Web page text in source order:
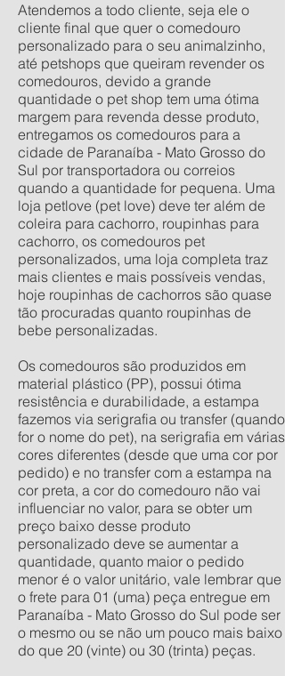
Atendemos a todo cliente, seja ele o
cliente final que quer o comedouro
personalizado para o seu animalzinho,
até petshops que queiram revender os
comedouros, devido a grande
quantidade o pet shop tem uma ótima
margem para revenda desse produto,
entregamos os comedouros para a
cidade de Paranaíba - Mato Grosso do
Sul por transportadora ou correios
quando a quantidade for pequena. Uma
loja petlove (pet love) deve ter além de
coleira para cachorro, roupinhas para
cachorro, os comedouros pet
personalizados, uma loja completa traz
mais clientes e mais possíveis vendas,
hoje roupinhas de cachorros são quase
tão procuradas quanto roupinhas de
bebe personalizadas.
Os comedouros são produzidos em
material plástico (PP), possui ótima
resistência e durabilidade, a estampa
fazemos via serigrafia ou transfer (quando
for o nome do pet), na serigrafia em várias
cores diferentes (desde que uma cor por
pedido) e no transfer com a estampa na
cor preta, a cor do comedouro não vai
influenciar no valor, para se obter um
preço baixo desse produto
personalizado deve se aumentar a
quantidade, quanto maior o pedido
menor é o valor unitário, vale lembrar que
o frete para 01 (uma) peça entregue em
Paranaíba - Mato Grosso do Sul pode ser
o mesmo ou se não um pouco mais baixo
do que 20 (vinte) ou 30 (trinta) peças.